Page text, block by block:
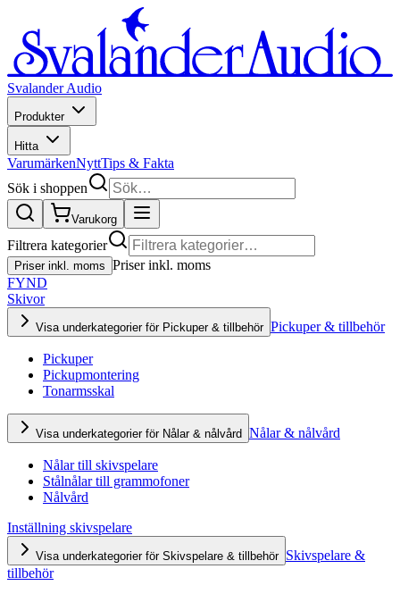
Svalander Audio
Produkter
Hitta
VarumärkenNyttTips & Fakta
Sök i shoppen
Varukorg
Filtrera kategorier
Priser inkl. moms Priser inkl. moms
FYND
Skivor
Visa underkategorier för Pickuper & tillbehör Pickuper & tillbehör
Pickuper
Pickupmontering
Tonarmsskal
Visa underkategorier för Nålar & nålvård Nålar & nålvård
Nålar till skivspelare
Stålnålar till grammofoner
Nålvård
Inställning skivspelare
Visa underkategorier för Skivspelare & tillbehör Skivspelare &
tillbehör